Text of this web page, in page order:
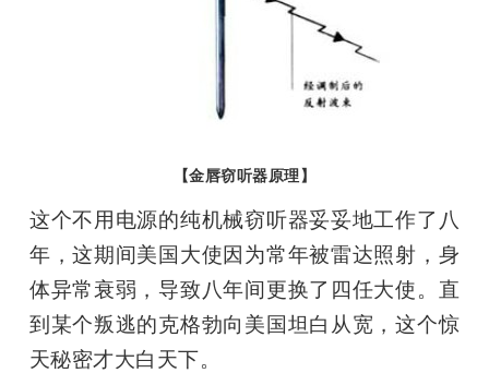
【金唇窃听器原理】
这个不用电源的纯机械窃听器妥妥地工作了八
年，这期间美国大使因为常年被雷达照射，身
体异常衰弱，导致八年间更换了四任大使。直
到某个叛逃的克格勃向美国坦白从宽，这个惊
天秘密才大白天下。